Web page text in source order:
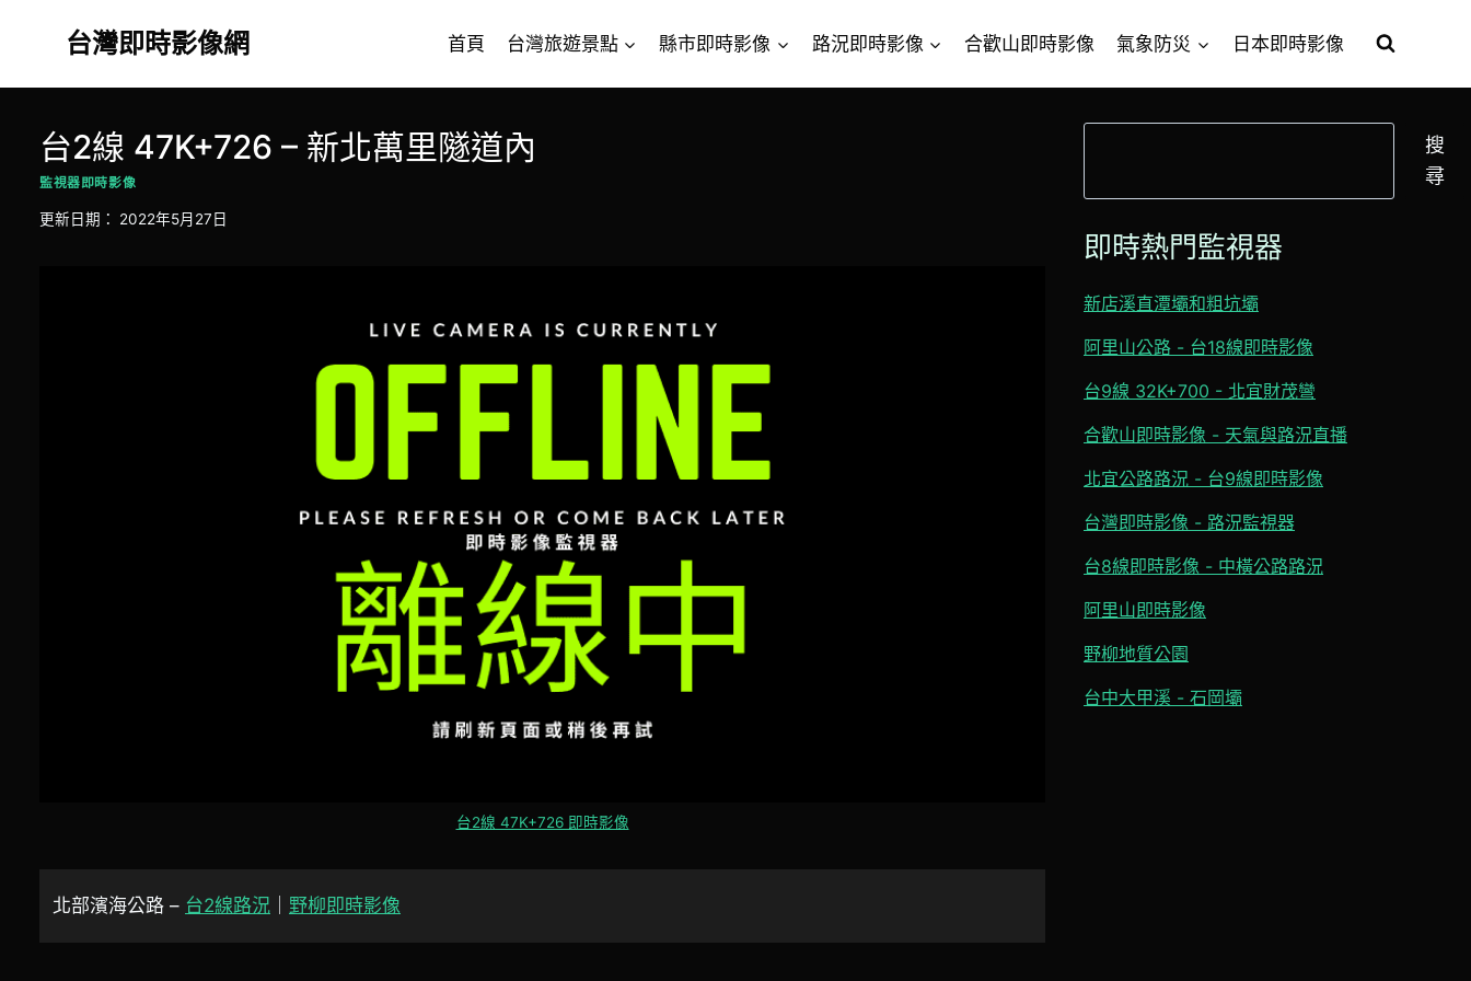
台灣即時影像網 首頁 台灣旅遊景點 縣市即時影像 路況即時影像 合歡山即時影像 氣象防災 日本即時影像
台2線 47K+726 – 新北萬里隧道內
監視器即時影像
更新日期： 2022年5月27日
台2線 47K+726 即時影像
北部濱海公路 – 台2線路況 野柳即時影像
搜
尋
即時熱門監視器
新店溪直潭壩和粗坑壩
阿里山公路 - 台18線即時影像
台9線 32K+700 - 北宜財茂彎
合歡山即時影像 - 天氣與路況直播
北宜公路路況 - 台9線即時影像
台灣即時影像 - 路況監視器
台8線即時影像 - 中橫公路路況
阿里山即時影像
野柳地質公園
台中大甲溪 - 石岡壩